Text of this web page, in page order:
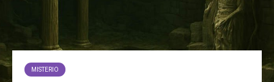
MISTERIO